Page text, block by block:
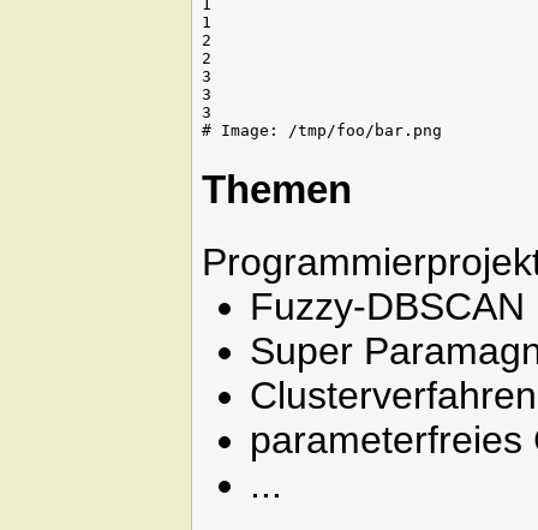
1
1
2
2
3
3
3
Themen
Fuzzy-DBSCAN
Super
parameterfreies
...